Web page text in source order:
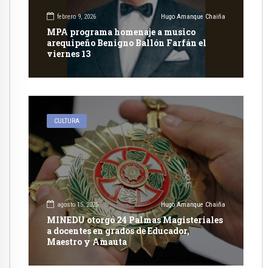
febrero 9, 2026 Hugo Amanque Chaiña
MPA programa homenaje a musico
arequipeño Benigno Ballón Farfán el
viernes 13
CULTURA
agosto 15, 2025 Hugo Amanque Chaiña
MINEDU otorgó 24 Palmas Magisteriales
a docentes en grados de Educador,
Maestro y Amauta